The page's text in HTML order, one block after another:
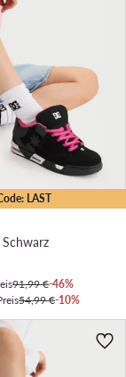
LAST
Schwarz
91,99 €-46%
54,99 €-10%